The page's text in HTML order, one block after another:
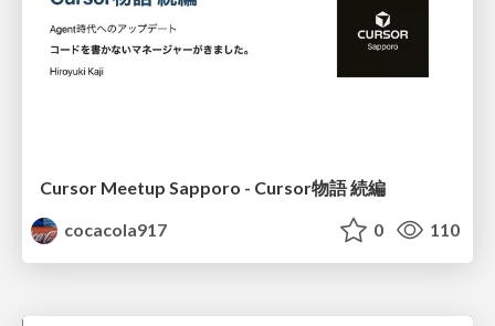
Cursor Meetup Sapporo - Cursor物語 続編
cocacola917
0 110